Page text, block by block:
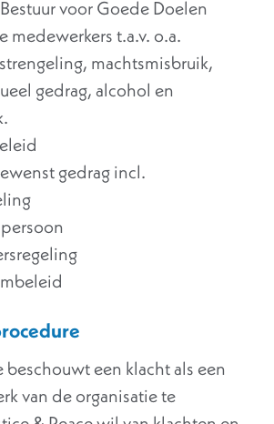
voor Goede Doelen
medewerkers t.a.v. o.a.
machtsmisbruik,
gedrag, alcohol en
gedrag incl.
beschouwt een klacht als een
van de organisatie te